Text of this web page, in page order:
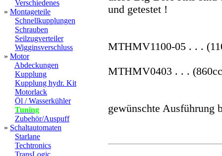
Verschiedenes
» Montageteile
Schnellkupplungen
Schrauben
Seilzugverteiler
Wigginsverschluss
» Motor
Abdeckungen
Kupplung
Kupplung hydr. Kit
Motorlack
Öl / Wasserkühler
Tuning
Zubehör/Auspuff
» Schaltautomaten
Starlane
Techtronics
TransLogic
und getestet !
MTHMV1100-05 . . .
MTHMV0403 . . .
gewünschte Ausführung